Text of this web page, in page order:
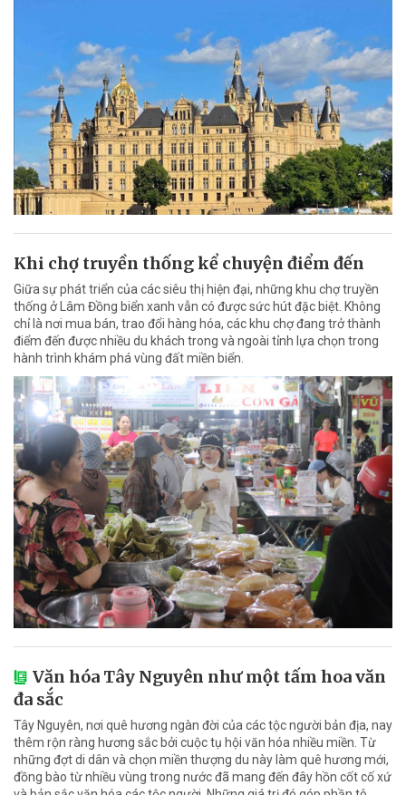
Khi chợ truyền thống kể chuyện điểm đến
Giữa sự phát triển của các siêu thị hiện đại, những khu chợ truyền
thống ở Lâm Đồng biển xanh vẫn có được sức hút đặc biệt. Không
chỉ là nơi mua bán, trao đổi hàng hóa, các khu chợ đang trở thành
điểm đến được nhiều du khách trong và ngoài tỉnh lựa chọn trong
hành trình khám phá vùng đất miền biển.
Văn hóa Tây Nguyên như một tấm hoa văn
đa sắc
Tây Nguyên, nơi quê hương ngàn đời của các tộc người bản địa, nay
thêm rộn ràng hương sắc bởi cuộc tụ hội văn hóa nhiều miền. Từ
những đợt di dân và chọn miền thượng du này làm quê hương mới,
đồng bào từ nhiều vùng trong nước đã mang đến đây hồn cốt cố xứ